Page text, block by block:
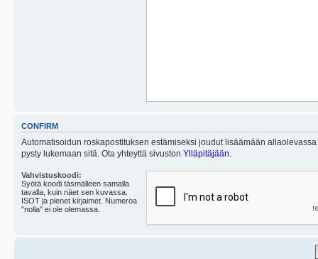
CONFIRM
Automatisoidun roskapostituksen estämiseksi joudut lisäämään
pysty lukemaan sitä. Ota yhteyttä sivuston Ylläpitäjään
Vahvistuskoodi:
Syötä koodi täsmälleen samalla
tavalla, kuin näet sen kuvassa.
ISOT ja pienet kirjaimet. Numeroa
"nolla" ei ole olemassa.